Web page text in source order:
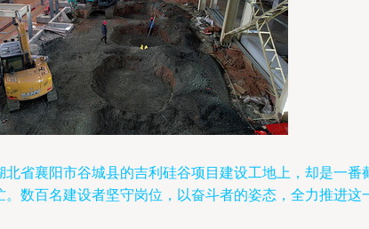
省襄阳市谷城县的吉利硅谷项目建设工地上，却是一
数百名建设者坚守岗位，以奋斗者的姿态，全力推进这